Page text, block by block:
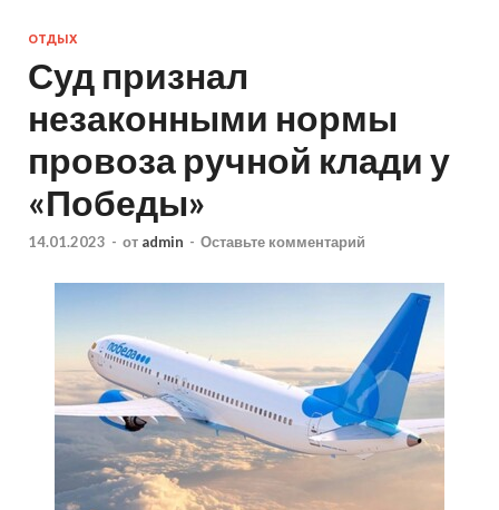
ОТДЫХ
Суд признал
незаконными нормы
провоза ручной клади у
«Победы»
14.01.2023 - от admin - Оставьте комментарий